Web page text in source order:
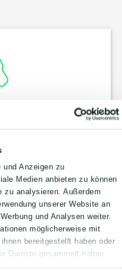
und Anzeigen zu
Medien anbieten zu können
zu analysieren. Außerdem
unserer Website an
und Analysen weiter.
möglicherweise mit
bereitgestellt haben oder
Dienste gesammelt haben.
Rührwerk für
Rührwerke von
anbieten